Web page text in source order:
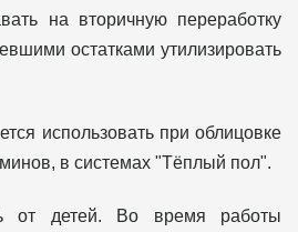
на вторичную переработку
остатками утилизировать
использовать при облицовке
в системах "Тёплый пол".
от детей. Во время работы